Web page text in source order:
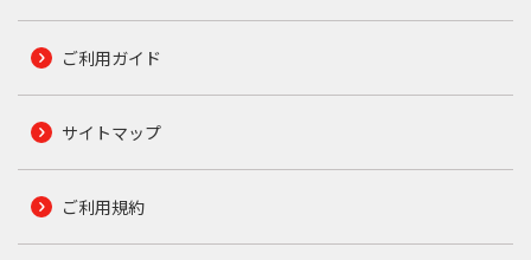
ご利用ガイド
サイトマップ
ご利用規約